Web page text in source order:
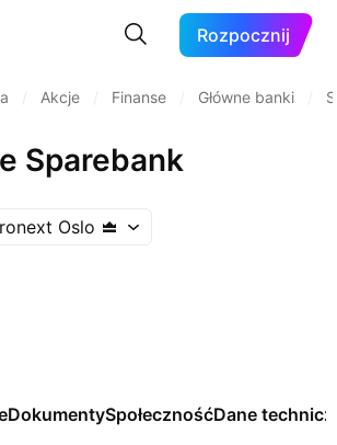
Rozpocznij
Akcje Finanse Główne banki
Sparebank
Oslo
DokumentySpołecznośćDane